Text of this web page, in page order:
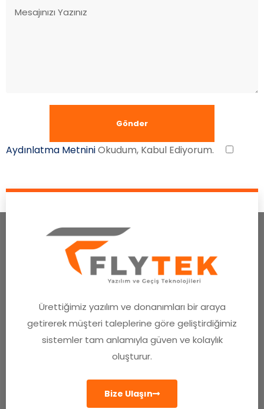
Aydınlatma MetniniOkudum, Kabul Ediyorum.
Ürettiğimiz yazılım ve donanımları bir araya
getirerek müşteri taleplerine göre geliştirdiğimiz
sistemler tam anlamıyla güven ve kolaylık
oluşturur.
Bize Ulaşın